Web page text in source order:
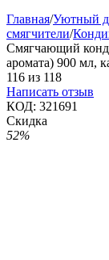
Главная/Уютный
смягчители/
Смягчающий
аромата) 900 мл,
116 из 118
Написать отзыв
КОД: 321691
Скидка
52%